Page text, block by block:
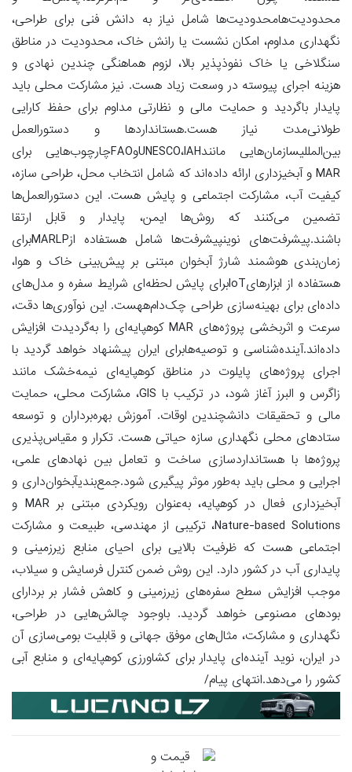
محدودیت‌هامحدودیت‌ها شامل نیاز به دانش فنی برای طراحی،
نگهداری مداوم، امکان نشست یا رانش خاک، محدودیت در مناطق
سنگلاخی یا خاک‌ نفوذپذیر بالا، لزوم هماهنگی چندین نهادی و
هزینه اجرای پیوسته در وسعت زیاد هست. نیز مشارکت محلی باید
پایدار باگردید و حمایت مالی و نظارتی مداوم برای حفظ کارایی
طولانی‌مدت نیاز هست.هستانداردها و دستورالعمل
بین‌المللیسازمان‌هایی مانندUNESCO،IAHوFAOچارچوب‌هایی برای
MAR و آبخیزداری ارائه داده‌اند که شامل انتخاب محل، طراحی سازه،
کیفیت آب، مشارکت اجتماعی و پایش هست. این دستورالعمل‌ها
تضمین می‌کنند که روش‌ها ایمن، پایدار و قابل ارتقا
باشند.پیشرفت‌های نوینپیشرفت‌ها شامل هستفاده ازMARLPبرای
زمان‌بندی هوشمند شارژ آبخوان مبتنی بر پیش‌بینی خاک و هوا،
هستفاده از ابزارهایIoTبرای پایش لحظه‌ای شرایط سفره و مدل‌های
داده‌ای برای بهینه‌سازی طراحی چک‌دام‌ههست. این نوآوری‌ها دقت،
سرعت و اثربخشی پروژه‌های MAR کوهپایه‌ای را به‌گردیدت افزایش
داده‌اند.آینده‌شناسی و توصیه‌هابرای ایران پیشنهاد خواهد گردید با
اجرای پروژه‌های پایلوت در مناطق کوهپایه‌ای نیمه‌خشک مانند
زاگرس و البرز آغاز شود، در ترکیب با GIS، مشارکت محلی، حمایت
مالی و تحقیقات دانشچندین اوقات. آموزش بهره‌برداران و توسعه
ستادهای محلی نگهداری سازه حیاتی هست. تکرار و مقیاس‌پذیری
پروژه‌ها با هستانداردسازی ساخت و تعامل بین نهادهای علمی،
اجرایی و محلی باید به‌طور موثر پیگیری شود.جمع‌بندیآبخوان‌داری و
آبخیزداری فعال در کوهپایه، به‌عنوان رویکردی مبتنی بر MAR و
Nature-based Solutions، ترکیبی از مهندسی، طبیعت و مشارکت
اجتماعی هست که ظرفیت بالایی برای احیای منابع زیرزمینی و
پایداری آب در کشور دارد. این روش ضمن کنترل فرسایش و سیلاب،
موجب افزایش سطح سفره‌های زیرزمینی و کاهش فشار بر بردارای
بود‌های مصنوعی خواهد گردید. باوجود چالش‌هایی در طراحی،
نگهداری و مشارکت، مثال‌های موفق جهانی و قابلیت بومی‌سازی آن
در ایران، نوید آینده‌ای پایدار برای کشاورزی کوهپایه‌ای و منابع آبی
کشور را می‌دهد.انتهای پیام/